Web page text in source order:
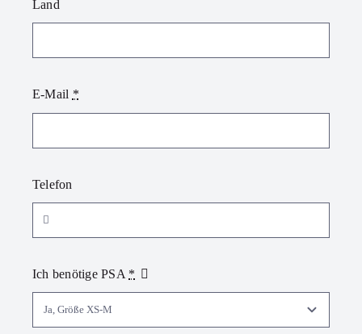
Land
E-Mail *
Telefon
Ich benötige PSA *